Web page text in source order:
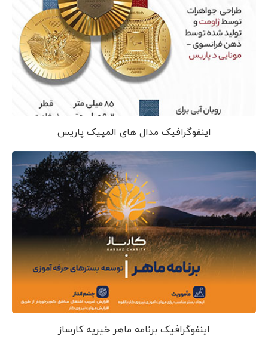
اینفوگرافیک مدال های المپیک پاریس
اینفوگرافیک برنامه ماهر خیریه کارساز